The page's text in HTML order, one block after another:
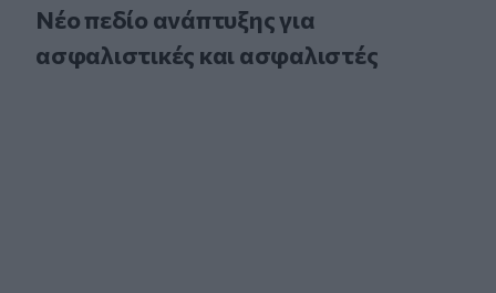
Νέο πεδίο ανάπτυξης για
ασφαλιστικές και ασφαλιστές